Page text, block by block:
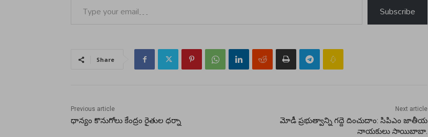
Subscribe
Share
Previous article
ధాన్యం కొనుగోలు కేంద్రం రైతుల ధర్నా
Next article
మోడీ ప్రభుత్వాన్ని గద్దె దించుదాం: సిపిఎం జాతీయ
నాయకులు సాయిబాబా.